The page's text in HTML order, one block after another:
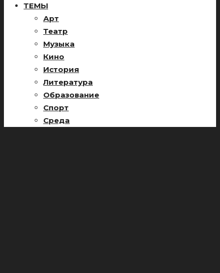
ТЕМЫ
Арт
Театр
Музыка
Кино
История
Литература
Образование
Спорт
Среда